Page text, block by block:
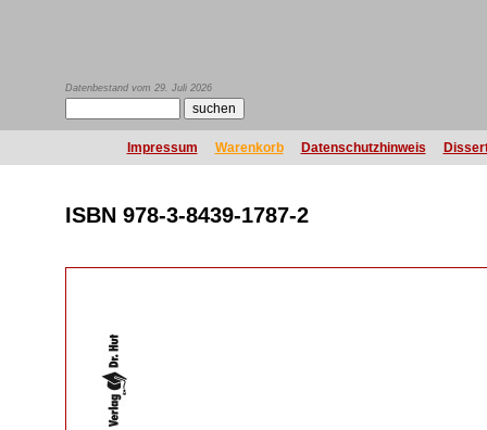
Datenbestand vom 29. Juli 2026
Impressum Warenkorb Datenschutzhinweis
ISBN 978-3-8439-1787-2